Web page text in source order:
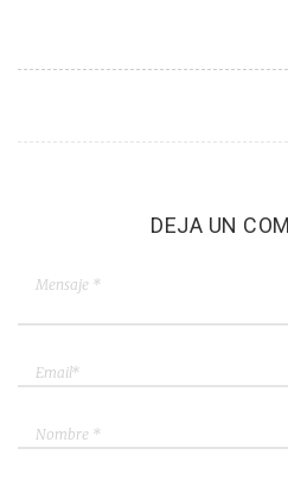
DEJA UN